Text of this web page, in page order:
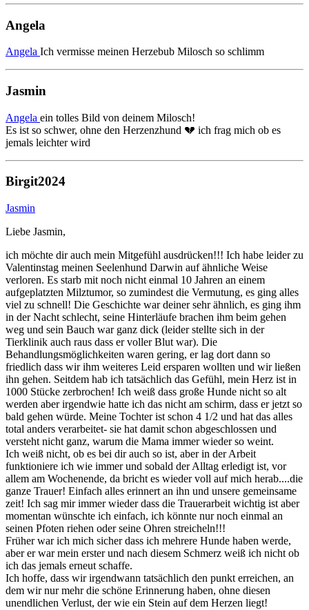
Angela
Angela Ich vermisse meinen Herzebub Milosch so schlimm
Jasmin
Angela ein tolles Bild von deinem Milosch!
Es ist so schwer, ohne den Herzenzhund 💔 ich frag mich ob es
jemals leichter wird
Birgit2024
Jasmin
Liebe Jasmin,
ich möchte dir auch mein Mitgefühl ausdrücken!!! Ich habe leider zu
Valentinstag meinen Seelenhund Darwin auf ähnliche Weise
verloren. Es starb mit noch nicht einmal 10 Jahren an einem
aufgeplatzten Milztumor, so zumindest die Vermutung, es ging alles
viel zu schnell! Die Geschichte war deiner sehr ähnlich, es ging ihm
in der Nacht schlecht, seine Hinterläufe brachen ihm beim gehen
weg und sein Bauch war ganz dick (leider stellte sich in der
Tierklinik auch raus dass er voller Blut war). Die
Behandlungsmöglichkeiten waren gering, er lag dort dann so
friedlich dass wir ihm weiteres Leid ersparen wollten und wir ließen
ihn gehen. Seitdem hab ich tatsächlich das Gefühl, mein Herz ist in
1000 Stücke zerbrochen! Ich weiß dass große Hunde nicht so alt
werden aber irgendwie hatte ich das nicht am schirm, dass er jetzt so
bald gehen würde. Meine Tochter ist schon 4 1/2 und hat das alles
total anders verarbeitet- sie hat damit schon abgeschlossen und
versteht nicht ganz, warum die Mama immer wieder so weint.
Ich weiß nicht, ob es bei dir auch so ist, aber in der Arbeit
funktioniere ich wie immer und sobald der Alltag erledigt ist, vor
allem am Wochenende, da bricht es wieder voll auf mich herab....die
ganze Trauer! Einfach alles erinnert an ihn und unsere gemeinsame
zeit! Ich sag mir immer wieder dass die Trauerarbeit wichtig ist aber
momentan wünschte ich einfach, ich könnte nur noch einmal an
seinen Pfoten riehen oder seine Ohren streicheln!!!
Früher war ich mich sicher dass ich mehrere Hunde haben werde,
aber er war mein erster und nach diesem Schmerz weiß ich nicht ob
ich das jemals erneut schaffe.
Ich hoffe, dass wir irgendwann tatsächlich den punkt erreichen, an
dem wir nur mehr die schöne Erinnerung haben, ohne diesen
unendlichen Verlust, der wie ein Stein auf dem Herzen liegt!